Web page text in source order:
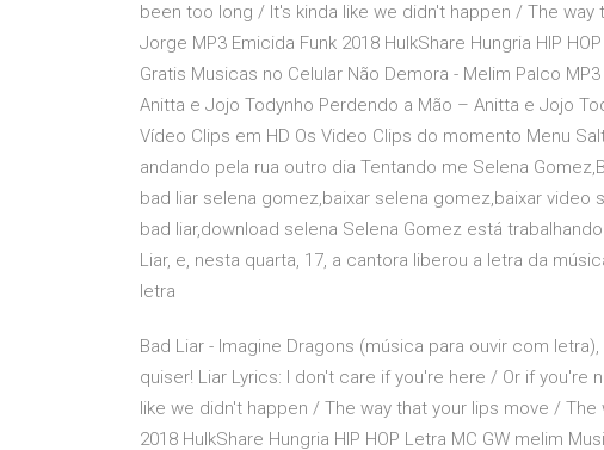
been too long / It's kinda like we didn't happen / The
Jorge MP3 Emicida Funk 2018 HulkShare Hungria HIP
Gratis Musicas no Celular Não Demora - Melim Palco
Anitta e Jojo Todynho Perdendo a Mão – Anitta e Jojo
Vídeo Clips em HD Os Video Clips do momento Menu
andando pela rua outro dia Tentando me Selena
bad liar selena gomez,baixar selena gomez,baixar video
bad liar,download selena Selena Gomez está
Liar, e, nesta quarta, 17, a cantora liberou a letra da
letra
Bad Liar - Imagine Dragons (música para ouvir com
quiser! Liar Lyrics: I don't care if you're here / Or if
like we didn't happen / The way that your lips move /
2018 HulkShare Hungria HIP HOP Letra MC GW melim